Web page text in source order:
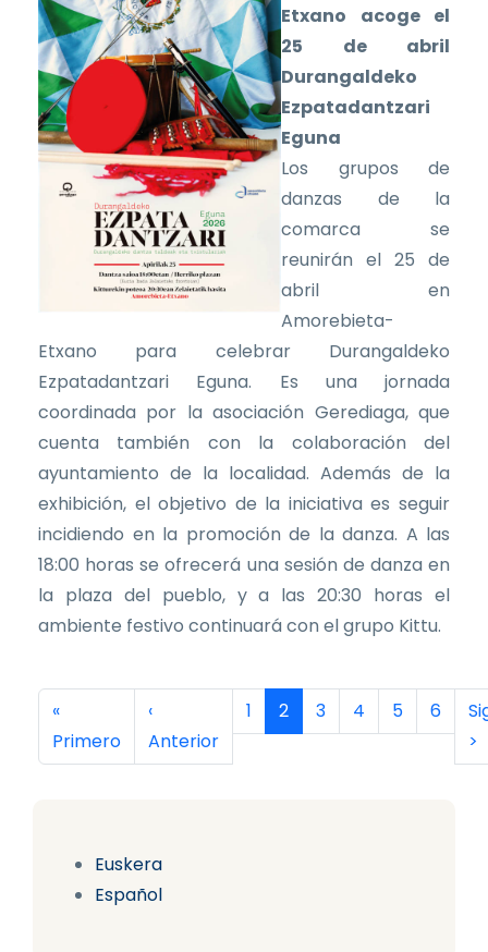
Euskera
Español
Etxano acoge el
25 de abril
Durangaldeko
Ezpatadantzari
Eguna
Los grupos de
danzas de la
comarca se
reunirán el 25 de
abril en
Amorebieta-
Etxano para celebrar Durangaldeko
Ezpatadantzari Eguna. Es una jornada
coordinada por la asociación Gerediaga, que
cuenta también con la colaboración del
ayuntamiento de la localidad. Además de la
exhibición, el objetivo de la iniciativa es seguir
incidiendo en la promoción de la danza. A las
18:00 horas se ofrecerá una sesión de danza en
la plaza del pueblo, y a las 20:30 horas el
ambiente festivo continuará con el grupo Kittu.
Paginación
Primera página
«
Primero
Página anterior
‹
Anterior
Página
1 Página actual
2 Página
3 Página
4 Página
5 Página
6
>